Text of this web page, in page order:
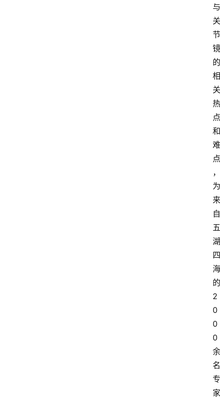
与
关
节
镜
的
相
关
热
点
和
难
点
，
为
来
自
五
湖
四
海
的
2
0
0
0
余
名
专
家